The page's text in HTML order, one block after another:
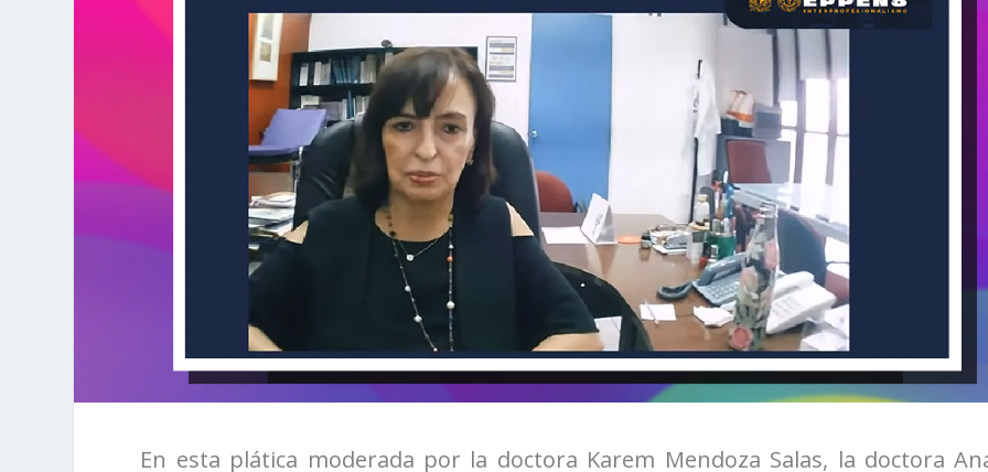
En esta plática moderada por la doctora Karem Mendoza Salas, la doctora